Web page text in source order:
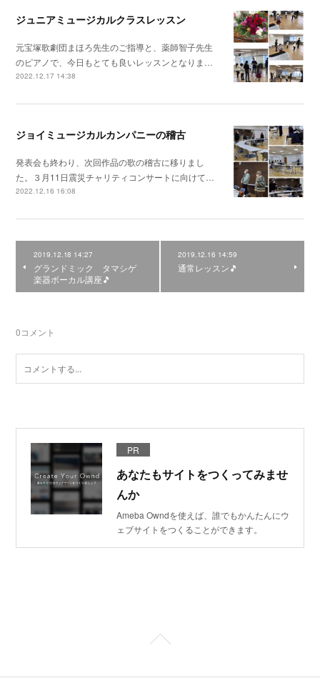
ジュニアミュージカルクラスレッスン
元宝塚歌劇団まほろ先生のご指導と、薬師智子先生
のピアノで、今日もとても良いレッスンとなりま…
2022.12.17 14:38
ジョイミュージカルカンパニーの稽古
発表会も終わり、次回作品の歌の稽古に移りまし
た。３月11日震災チャリティコンサートに向けて…
2022.12.16 16:08
2019.12.18 14:27
グランドミック タマシゲ
楽器ボーカル講座🎵
2019.12.16 14:59
通常レッスン🎵
0コメント
PR
あなたもサイトをつくってみませ
んか
Ameba Owndを使えば、誰でもかんたんにウ
ェブサイトをつくることができます。